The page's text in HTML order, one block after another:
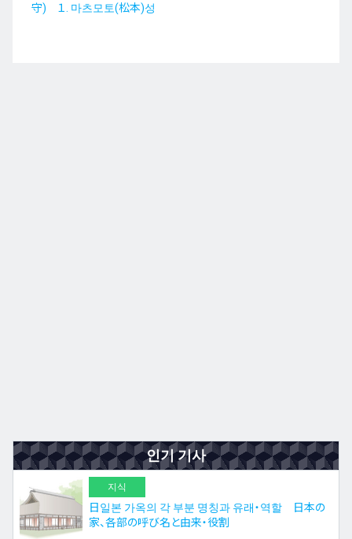
교토・나라
守) １. 마츠모토(松本)성
인기 기사
지식
日일본 가옥의 각 부분 명칭과 유래・역할 日本の
家、各部の呼び名と由来・役割